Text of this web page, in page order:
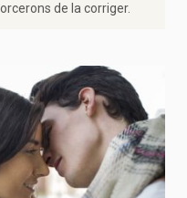
de la corriger.